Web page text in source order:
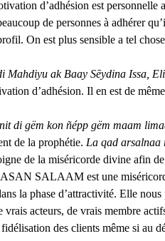
d’adhésion est personnelle
de personnes à adhérer
On est plus sensible a tel
Mahdiyu ak Baay Sēydina Issa,
d’adhésion. Il en est de
di gëm kon ñépp gëm maam
de la prophétie. La qad arsalnaa
de la miséricorde divine afin
SALAAM est une
la phase d’attractivité. Elle
vrais acteurs, de vrais membre
des clients même si au